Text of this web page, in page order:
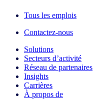
Tous les emplois
Contactez-nous
Solutions
Secteurs d’activité
Réseau de partenaires
Insights
Carrières
À propos de